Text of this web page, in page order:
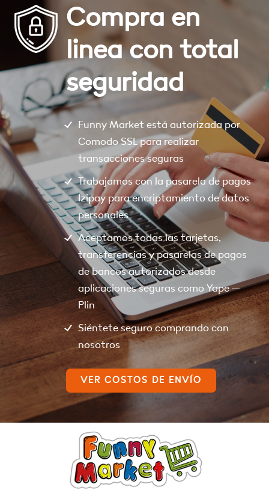
Compra en
linea con total
seguridad
Funny Market está autorizada por
Comodo SSL para realizar
transacciones seguras
Trabajamos con la pasarela de pagos
Izipay para encriptamiento de datos
personales
Aceptamos todas las tarjetas,
transferencias y pasarelas de pagos
de bancos autorizados desde
aplicaciones seguras como Yape –
Plin
Siéntete seguro comprando con
nosotros
VER COSTOS DE ENVÍO